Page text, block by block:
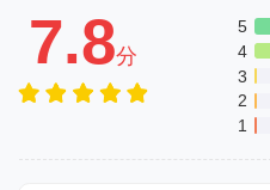
7.8分
5
4
3
2
1